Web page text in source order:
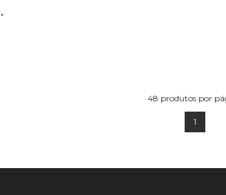
Island Preta
48 produtos por
1